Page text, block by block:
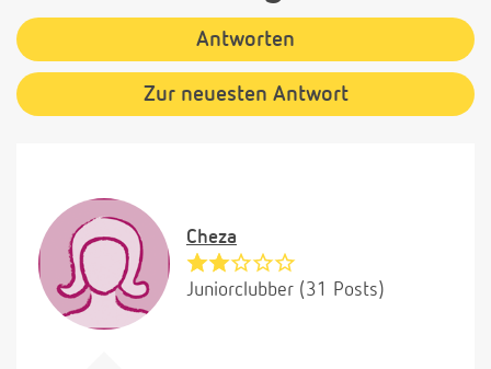
Antworten
Zur neuesten Antwort
Cheza
Juniorclubber (31 Posts)